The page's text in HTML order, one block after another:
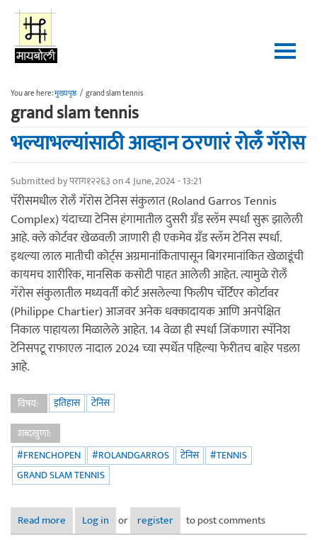
Skip to main content
You are here:मुख्यपृष्ठ / grand slam tennis
grand slam tennis
भल्याभल्यांसाठी आव्हान ठरणारं रोलँ गॅरोस
Submitted byपराग१२२६३on 4 June, 2024 - 13:21
पॅरीसमधील रोलँ गॅरोस टेनिस संकुलात (Roland Garros Tennis
Complex) यंदाच्या टेनिस हंगामातील दुसरी ग्रँड स्लॅम स्पर्धा सुरू झालेली
आहे. क्ले कोर्टवर खेळवली जाणारी ही एकमेव ग्रँड स्लॅम टेनिस स्पर्धा.
इथल्या लाल मातीची कोर्ट्स अग्रमानांकितापासून बिगरमानांकित खेळाडूंची
कायमच शारीरिक, मानसिक कसोटी पाहत आलेली आहेत. त्यामुळे रोलँ
गॅरोस संकुलातील मध्यवर्ती कोर्ट असलेल्या फिलीप चॅर्टिएर कोर्टावर
(Philippe Chartier) आजवर अनेक धक्कादायक आणि अनपेक्षित
निकाल पाहायला मिळालेले आहेत. 14 वेळा ही स्पर्धा जिंकणारा स्पॅनिश
टेनिसपटू राफाएल नादाल 2024 च्या स्पर्धेत पहिल्या फेरीतच बाहेर पडला
आहे.
विषय: इतिहास
टेनिस
शब्दखुणा:
#FRENCHOPEN
#ROLANDGARROS टेनिस
#TENNIS
GRAND SLAM TENNIS
Read more about भल्याभल्यांसाठी आव्हान ठरणारं रोलँ गॅरोस
Log in or register to post comments